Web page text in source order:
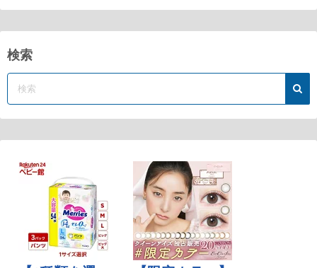
検索